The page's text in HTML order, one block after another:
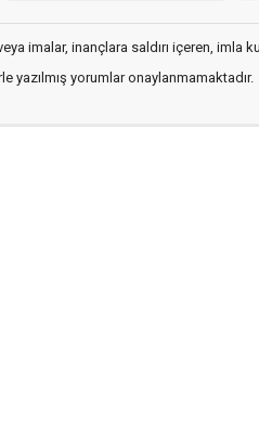
imalar, inançlara saldırı içeren, imla
yazılmış yorumlar onaylanmamaktadır.